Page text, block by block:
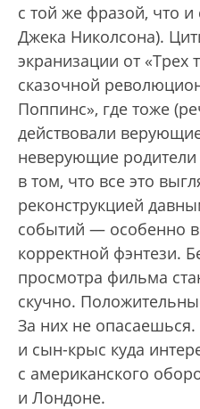
с той же фразой, что
Джека Николсона).
экранизации от «Трех
сказочной
Поппинс», где тоже
действовали
неверующие
в том, что все это
реконструкцией
событий — особенно
корректной фэнтези.
просмотра фильма
скучно.
За них не
и сын-крыс куда
с американского
и Лондоне.